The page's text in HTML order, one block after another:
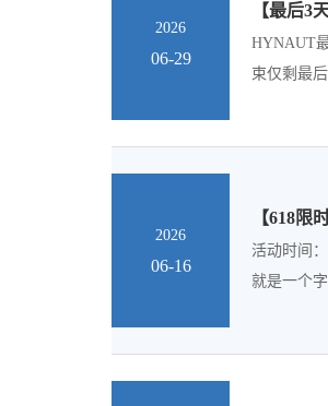
2026
06-29
【最后3
HYNAUT
束仅剩最
2026
06-16
【618限
活动时间
就是一个